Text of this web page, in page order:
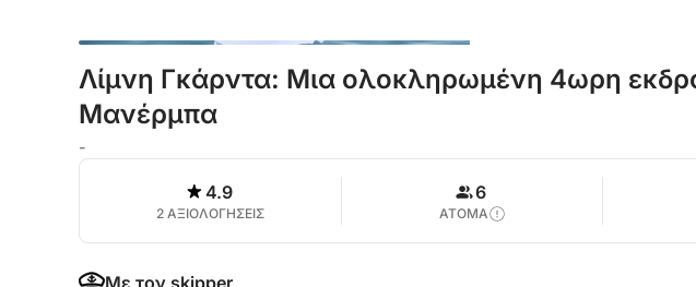
Λίμνη Γκάρντα: Μια ολοκληρωμένη 4ωρη
Μανέρμπα
-
4.9
2 ΑΞΙΟΛΟΓΗΣΕΙΣ
6
ΑΤΟΜΑ
Με τον skipper